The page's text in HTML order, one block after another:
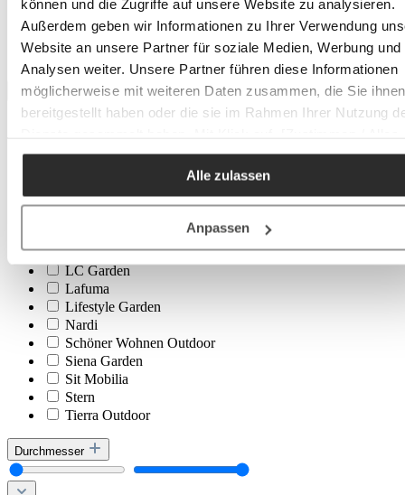
können und die Zugriffe auf unsere Website zu analysieren.
Außerdem geben wir Informationen zu Ihrer Verwendung
Website an unsere Partner für soziale Medien, Werbung und
Analysen weiter. Unsere Partner führen diese Informationen
möglicherweise mit weiteren Daten zusammen, die Sie ihnen
bereitgestellt haben oder die sie im Rahmen Ihrer Nutzung
akzeptieren / etc.]“ erteilen Sie Ihre Einwilligung auch in die
Weitergabe über Ihr Verhalten in unserem Shop an unseren
Partner, die shopware AG (Ebbinghoff 10, 48624
Deutschland), die diese Daten Ihnen nicht persönlich
Produktverbesserungen, Marktverhaltensanalysen)
darf.
Alle zulassen
Anpassen
Stoff
Textil
Textilen
Marke
HOUE
Kave Home
LC Garden
Lafuma
Lifestyle Garden
Nardi
Schöner Wohnen Outdoor
Siena Garden
Sit Mobilia
Stern
Tierra Outdoor
Durchmesser